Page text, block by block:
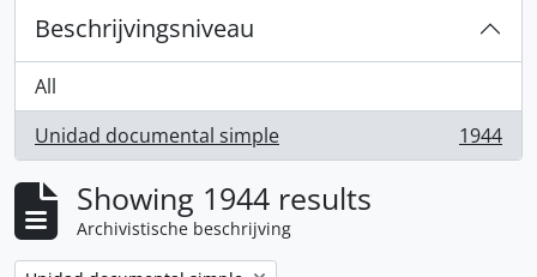
Beschrijvingsniveau
All
Unidad documental simple
, 1944 results 1944
Showing 1944 results
Archivistische beschrijving